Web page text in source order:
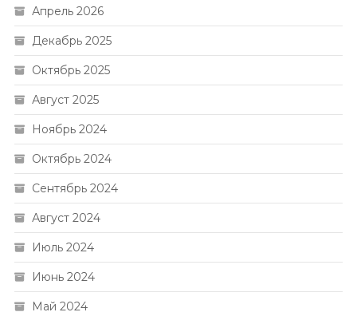
Апрель 2026
Декабрь 2025
Октябрь 2025
Август 2025
Ноябрь 2024
Октябрь 2024
Сентябрь 2024
Август 2024
Июль 2024
Июнь 2024
Май 2024